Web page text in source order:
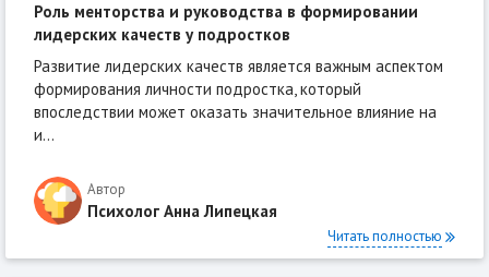
Роль менторства и руководства в формировании
лидерских качеств у подростков
Развитие лидерских качеств является важным аспектом
формирования личности подростка, который
впоследствии может оказать значительное влияние на
и...
Автор
Психолог Анна Липецкая
Читать полностью